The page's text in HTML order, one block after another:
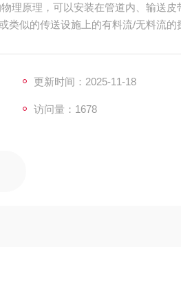
理原理，可以安装在管道内、输送皮
类似的传送设施上的有料流/无料流的
更新时间：2025-11-18
访问量：1678